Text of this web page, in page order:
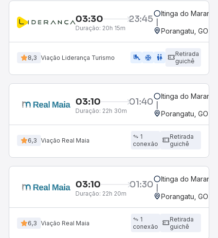
03:30 23:45
Duração: 20h 15m
Itinga do
Porangatu, GO
8,3 Viação Liderança Turismo airline_seat_legroom_extra ac_unit wc
Retirada
guichê
03:10 01:40
Duração: 22h 30m
Itinga do
Porangatu, GO
6,3 Viação Real Maia
1
conexão
Retirada
guichê
03:10 01:30
Duração: 22h 20m
Itinga do
Porangatu, GO
6,3 Viação Real Maia
1
conexão
Retirada
guichê